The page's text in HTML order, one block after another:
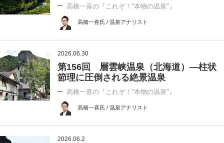
高橋一喜の『これぞ！"本物の温泉"』
高橋一喜氏 / 温泉アナリスト
2026.06.30
第156回 層雲峡温泉（北海道）―柱状
節理に圧倒される絶景温泉
高橋一喜の『これぞ！"本物の温泉"』
高橋一喜氏 / 温泉アナリスト
2026.06.2